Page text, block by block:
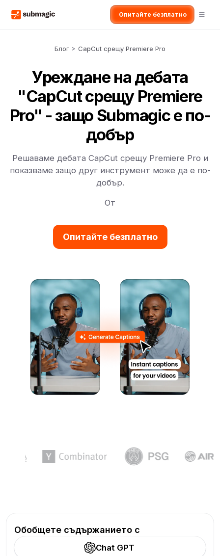
Опитайте безплатно
Блог > CapCut срещу Premiere Pro
Уреждане на дебата
"CapCut срещу Premiere
Pro" - защо Submagic е по-
добър
Решаваме дебата CapCut срещу Premiere Pro и
показваме защо друг инструмент може да е по-
добър.
От
Опитайте безплатно
Обобщете съдържанието с
Chat GPT